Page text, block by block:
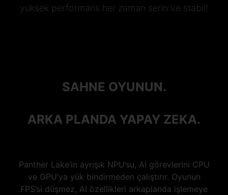
yüksek performans her zaman serin ve stabil!
SAHNE OYUNUN.
ARKA PLANDA YAPAY ZEKA.
Panther Lake’in ayrışık NPU’su, AI görevlerini CPU
ve GPU’ya yük bindirmeden çalıştırır. Oyunun
FPS’si düşmez, AI özellikleri arkaplanda işlemeye